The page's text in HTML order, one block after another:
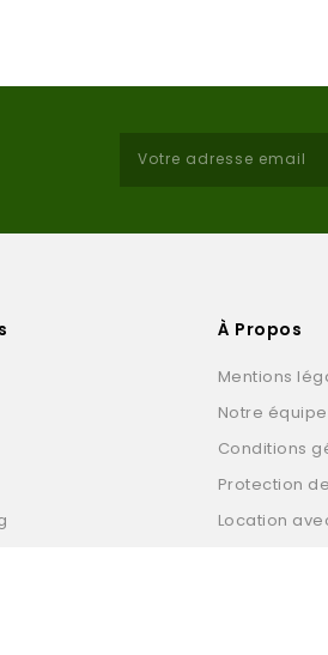
À Propos
Mentions
Notre équipe
Conditions
Protection
Location